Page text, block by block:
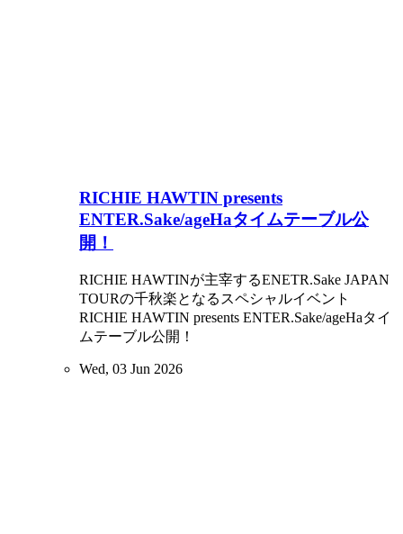
RICHIE HAWTIN presents
ENTER.Sake/ageHaタイムテーブル公
開！
RICHIE HAWTINが主宰するENETR.Sake JAPAN
TOURの千秋楽となるスペシャルイベント
RICHIE HAWTIN presents ENTER.Sake/ageHaタイ
ムテーブル公開！
Wed, 03 Jun 2026